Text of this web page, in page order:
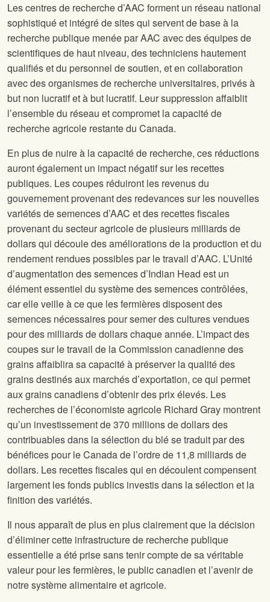
Les centres de recherche d’AAC forment un réseau national
sophistiqué et intégré de sites qui servent de base à la
recherche publique menée par AAC avec des équipes de
scientifiques de haut niveau, des techniciens hautement
qualifiés et du personnel de soutien, et en collaboration
avec des organismes de recherche universitaires, privés à
but non lucratif et à but lucratif. Leur suppression affaiblit
l’ensemble du réseau et compromet la capacité de
recherche agricole restante du Canada.
En plus de nuire à la capacité de recherche, ces réductions
auront également un impact négatif sur les recettes
publiques. Les coupes réduiront les revenus du
gouvernement provenant des redevances sur les nouvelles
variétés de semences d’AAC et des recettes fiscales
provenant du secteur agricole de plusieurs milliards de
dollars qui découle des améliorations de la production et du
rendement rendues possibles par le travail d’AAC. L’Unité
d’augmentation des semences d’Indian Head est un
élément essentiel du système des semences contrôlées,
car elle veille à ce que les fermières disposent des
semences nécessaires pour semer des cultures vendues
pour des milliards de dollars chaque année. L’impact des
coupes sur le travail de la Commission canadienne des
grains affaiblira sa capacité à préserver la qualité des
grains destinés aux marchés d’exportation, ce qui permet
aux grains canadiens d’obtenir des prix élevés. Les
recherches de l’économiste agricole Richard Gray montrent
qu’un investissement de 370 millions de dollars des
contribuables dans la sélection du blé se traduit par des
bénéfices pour le Canada de l’ordre de 11,8 milliards de
dollars. Les recettes fiscales qui en découlent compensent
largement les fonds publics investis dans la sélection et la
finition des variétés.
Il nous apparaît de plus en plus clairement que la décision
d’éliminer cette infrastructure de recherche publique
essentielle a été prise sans tenir compte de sa véritable
valeur pour les fermières, le public canadien et l’avenir de
notre système alimentaire et agricole.